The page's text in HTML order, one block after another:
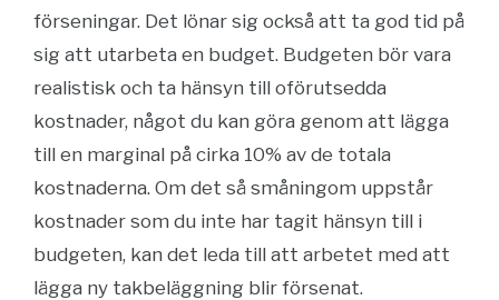
förseningar. Det lönar sig också att ta god tid på
sig att utarbeta en budget. Budgeten bör vara
realistisk och ta hänsyn till oförutsedda
kostnader, något du kan göra genom att lägga
till en marginal på cirka 10% av de totala
kostnaderna. Om det så småningom uppstår
kostnader som du inte har tagit hänsyn till i
budgeten, kan det leda till att arbetet med att
lägga ny takbeläggning blir försenat.